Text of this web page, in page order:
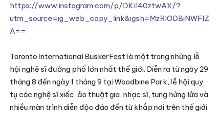
https://www.instagram.com/p/DKiI40ztwAX/?
utm_source=ig_web_copy_link&igsh=MzRlODBiNWFlZ
A==
Toronto International BuskerFest là một trong những lễ
hội nghệ sĩ đường phố lớn nhất thế giới. Diễn ra từ ngày 29
tháng 8 đến ngày 1 tháng 9 tại Woodbine Park, lễ hội quy
tụ các nghệ sĩ xiếc, ảo thuật gia, nhạc sĩ, tung hứng lửa và
nhiều màn trình diễn độc đáo đến từ khắp nơi trên thế giới.